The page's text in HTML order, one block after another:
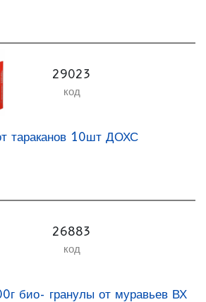
29023
код
тараканов 10шт ДОХС
26883
код
био- гранулы от муравьев ВХ